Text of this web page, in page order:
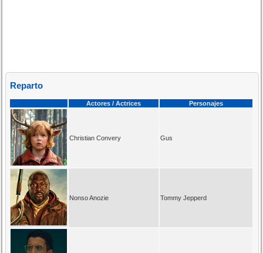
Reparto
Actores / Actrices Personajes
Christian Convery Gus
Nonso Anozie Tommy Jepperd